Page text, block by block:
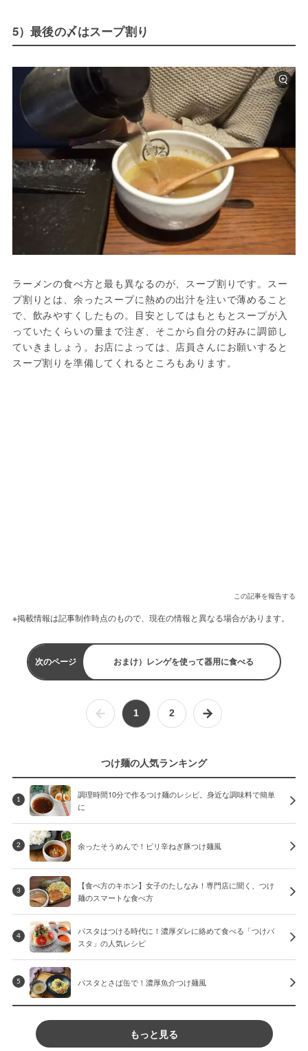
5）最後の〆はスープ割り
ラーメンの食べ方と最も異なるのが、スープ割りです。スー
プ割りとは、余ったスープに熱めの出汁を注いで薄めること
で、飲みやすくしたもの。目安としてはもともとスープが入
っていたくらいの量まで注ぎ、そこから自分の好みに調節し
ていきましょう。お店によっては、店員さんにお願いすると
スープ割りを準備してくれるところもあります。
この記事を報告する
※掲載情報は記事制作時点のもので、現在の情報と異なる場合があります。
次のページ おまけ）レンゲを使って器用に食べる
1 2
つけ麺の人気ランキング
1
調理時間10分で作るつけ麺のレシピ。身近な調味料で簡単
に
2 余ったそうめんで！ピリ辛ねぎ豚つけ麺風
3
【食べ方のキホン】女子のたしなみ！専門店に聞く、つけ
麺のスマートな食べ方
4
パスタはつける時代に！濃厚ダレに絡めて食べる「つけパ
スタ」の人気レシピ
5 パスタとさば缶で！濃厚魚介つけ麺風
もっと見る